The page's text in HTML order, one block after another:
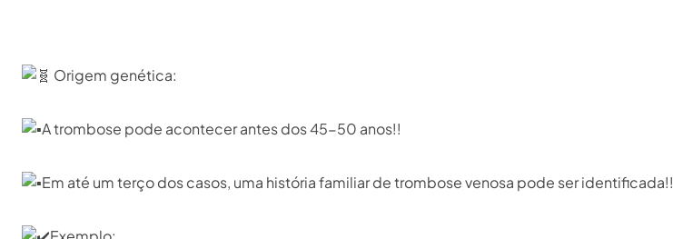
Origem genética: ⁣
A trombose pode acontecer antes dos 45-50 anos!!⁣
Em até um terço dos casos, uma história familiar de trombose venosa pode ser identificada!!⁣